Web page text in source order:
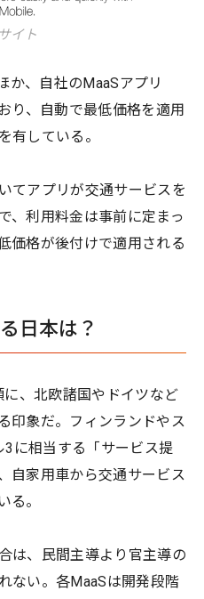
イト
か、自社のMaaSアプリ
り、自動で最低価格を適用
有している。
てアプリが交通サービスを
、利用料金は事前に定まっ
価格が後付けで適用される
日本は？
、北欧諸国やドイツなど
印象だ。フィンランドやス
3に相当する「サービス提
自家用車から交通サービス
る。
は、民間主導より官主導の
ない。各MaaSは開発段階